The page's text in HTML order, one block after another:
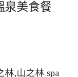
泉美食餐